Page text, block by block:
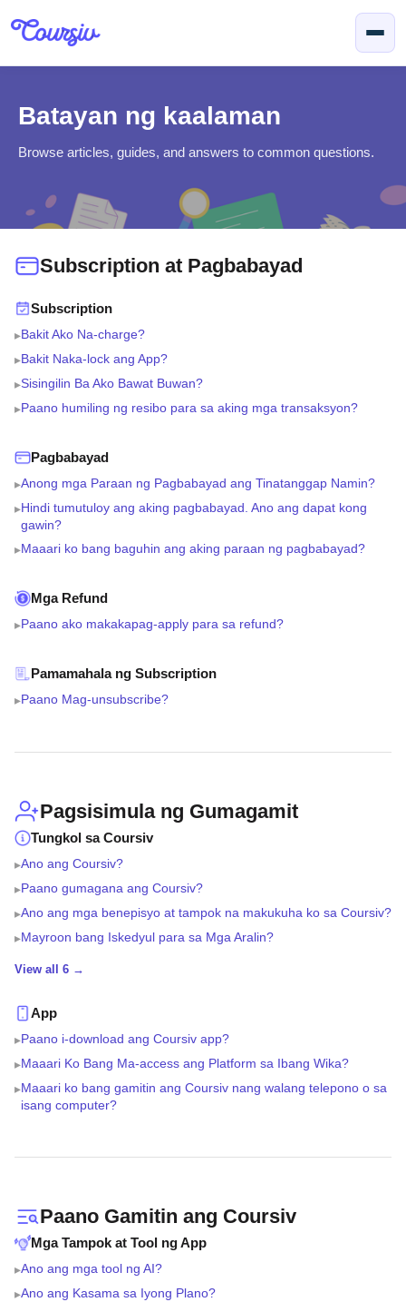
Batayan ng kaalaman
Browse articles, guides, and answers to common questions.
Subscription at Pagbabayad
Subscription
▸Bakit Ako Na-charge?
▸Bakit Naka-lock ang App?
▸Sisingilin Ba Ako Bawat Buwan?
▸Paano humiling ng resibo para sa aking mga transaksyon?
Pagbabayad
▸Anong mga Paraan ng Pagbabayad ang Tinatanggap Namin?
▸Hindi tumutuloy ang aking pagbabayad. Ano ang dapat kong
gawin?
▸Maaari ko bang baguhin ang aking paraan ng pagbabayad?
Mga Refund
▸Paano ako makakapag-apply para sa refund?
Pamamahala ng Subscription
▸Paano Mag-unsubscribe?
Pagsisimula ng Gumagamit
Tungkol sa Coursiv
▸Ano ang Coursiv?
▸Paano gumagana ang Coursiv?
▸Ano ang mga benepisyo at tampok na makukuha ko sa Coursiv?
▸Mayroon bang Iskedyul para sa Mga Aralin?
View all 6 →
App
▸Paano i-download ang Coursiv app?
▸Maaari Ko Bang Ma-access ang Platform sa Ibang Wika?
▸Maaari ko bang gamitin ang Coursiv nang walang telepono o sa
isang computer?
Paano Gamitin ang Coursiv
Mga Tampok at Tool ng App
▸Ano ang mga tool ng AI?
▸Ano ang Kasama sa Iyong Plano?